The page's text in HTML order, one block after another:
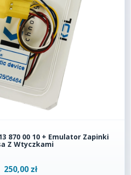
870 00 10 + Emulator Zapinki
Z Wtyczkami
250,00 zł